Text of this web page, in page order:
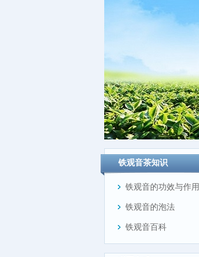
铁观音茶知识
铁观音的功效与作用
铁观音的泡法
铁观音百科